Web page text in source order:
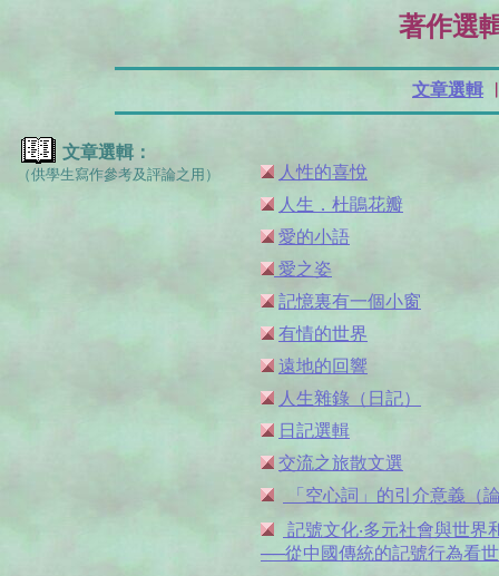
著作選
文章選輯
文章選輯：
（供學生寫作參考及評論之用）
人性的喜悅
人生．杜鵑花瓣
愛的小語
愛之姿
記憶裏有一個小窗
有情的世界
遠地的回響
人生雜錄（日記）
日記選輯
交流之旅散文選
「空心詞」的引介意義（
記號文化‧多元社會與世界
──從中國傳統的記號行為看